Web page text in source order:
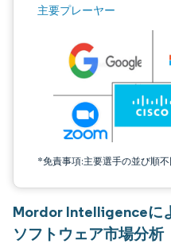
主要プレーヤー
*免責事項:主要選手の並び順不
画像 © Mordor Intelligence。再
Mordor Intelligenceに
ソフトウェア市場分析